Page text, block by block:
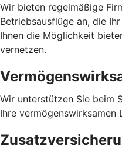
Wir bieten regelmäßige
Betriebsausflüge an, die
Ihnen die Möglichkeit
vernetzen.
Wir unterstützen Sie beim
Ihre vermögenswirksamen